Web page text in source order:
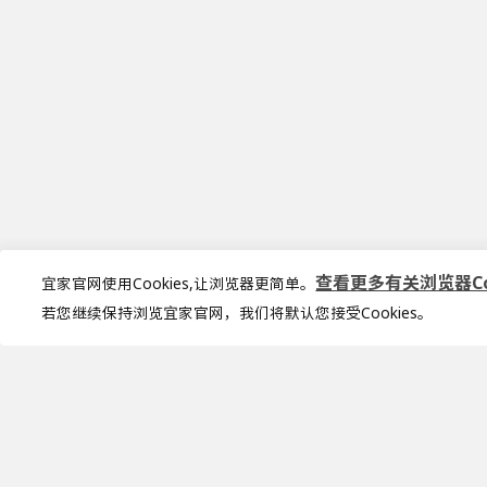
宜家官网使用Cookies,让浏览器更简单。查看更多有关浏览器
若您继续保持浏览宜家官网，我们将默认您接受Cookies。